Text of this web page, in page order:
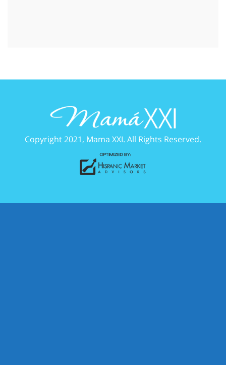
Copyright 2021, Mama XXI. All Rights Reserved.